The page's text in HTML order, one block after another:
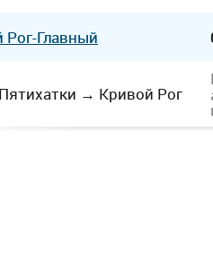
Рог-Главный
Пятихатки → Кривой Рог